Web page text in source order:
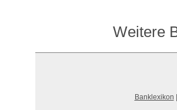
Weitere
Banklexikon